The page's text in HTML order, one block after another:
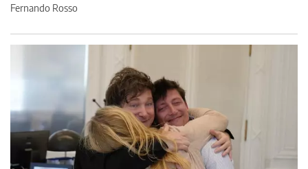
Fernando Rosso